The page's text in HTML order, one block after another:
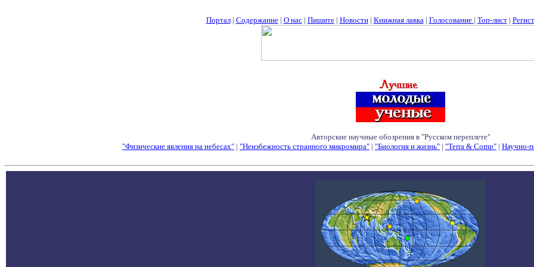
Портал| Содержание| О нас| Пишите| Новости| Книжная лавка| Голосование | Топ-лист|
Авторские научные обозрения в "Русском переплете"
"Физические явления на небесах" | "Неизбежность странного микромира" | "Биология и жизнь" | "Terra & Comp" | Научно-